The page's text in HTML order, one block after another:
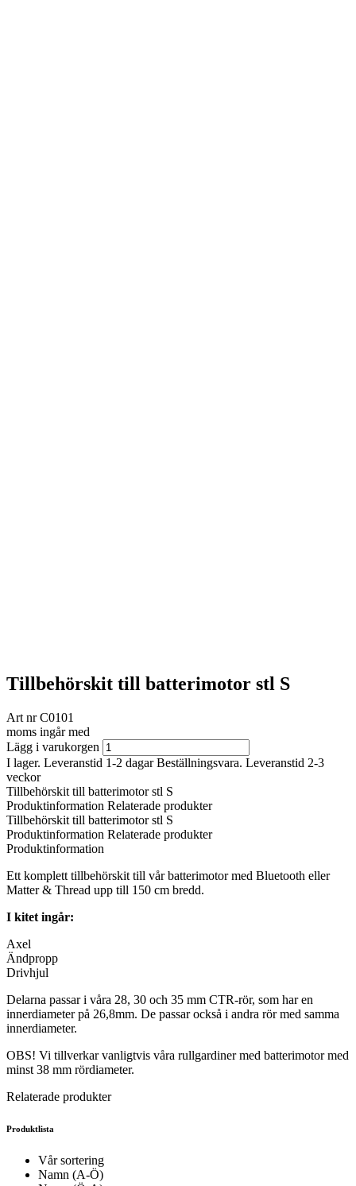
Tillbehörskit till batterimotor stl S
Art nrC0101
moms ingår med
Lägg i varukorgen
I lager. Leveranstid 1-2 dagar Beställningsvara. Leveranstid 2-3
veckor
Tillbehörskit till batterimotor stl S
Produktinformation Relaterade produkter
Tillbehörskit till batterimotor stl S
Produktinformation Relaterade produkter
Produktinformation
Ett komplett tillbehörskit till vår batterimotor med Bluetooth eller
Matter & Thread upp till 150 cm bredd.
I kitet ingår:
Axel
Ändpropp
Drivhjul
Delarna passar i våra 28, 30 och 35 mm CTR-rör, som har en
innerdiameter på 26,8mm. De passar också i andra rör med samma
innerdiameter.
OBS! Vi tillverkar vanligtvis våra rullgardiner med batterimotor med
minst 38 mm rördiameter.
Relaterade produkter
Produktlista
Vår sortering
Namn (A-Ö)